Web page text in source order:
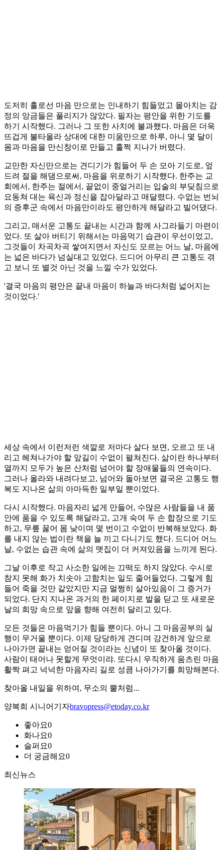
도저히 홀로선 마음 만으로는 인내하기 힘들었고 몰아치는 감
정의 앙금들은 풀리지가 않았다. 필자는 평안을 위한 기도를
하기 시작했다. 그러나 그 또한 사치에 불과했다. 마음은 더욱
뜨겁게 불타올라 상대에 대한 미움만으로 하루, 아니 몇 달이
몸과 마음을 만신창이로 만들고 훌쩍 지나가 버렸다.
교만한 자신만으로는 견디기가 힘들어 두 손 모아 기도로, 엎
드려 절을 해댐으로써, 마음을 위로하기 시작했다. 한주는 교
회에서, 한주는 절에서, 끝없이 중얼거리는 입술의 부딪침으로
요동쳐 대는 육신과 정신을 잡아달라고 매달렸다. 수없는 번뇌
의 증후군 속에서 마음만이라도 평안하게 해달라고 빌어댔다.
그리고, 매서운 고통도 끝내는 시간과 함께 사그라들기 마련이
었다. 또 살아 버티기 위해서는 마음먹기 습관이 우선이었고,
그것들이 차곡차곡 쌓여지면서 자신도 모르는 어느 날, 마음에
는 넓은 바다가 넘실대고 있었다. 드디어 아무리 큰 고통도 겪
고 보니 또 별것 아닌 것을 느낄 수가 있었다.
'결국 마음의 평안은 끝내 마음이 하늘과 바다처럼 넓어지는
것이었다.'
세상 속에서 이런저런 색깔로 저마다 살다 보면, 오르고 또 내
리고 헤쳐나가야 할 앞길이 수없이 펼쳐진다. 삶이란 하나부터
열까지 모두가 높은 산처럼 넘어야 할 장애물들의 연속이다.
그러나 올라와 내려다보고, 넘어와 돌아보면 결국은 고통도 행
복도 지나온 삶의 아마득한 일부일 뿐이었다.
다시 시작했다. 마음자리 넓게 만들어, 수많은 사람들을 내 품
안에 품을 수 있도록 해달라고, 고개 숙여 두 손 합장으로 기도
하고, 무릎 꿇어 몸 낮이며 몇 번이고 수없이 반복해보았다. 화
를 내지 않는 법이란 책을 늘 끼고 다니기도 했다. 드디어 어느
날, 수없는 습관 속에 삶의 맷집이 더 커져있음을 느끼게 된다.
그날 이후로 작고 사소한 일에는 끄떡도 하지 않았다. 수시로
참지 못해 화가 치솟아 고함치는 일도 줄어들었다. 그렇게 힘
들어 죽을 것만 같았지만 지금 멀쩡히 살아있음이 그 증거가
되었다. 단지 지나온 과거의 한 페이지로 발을 딛고 또 새로운
날의 희망 속으로 앞을 향해 여전히 달리고 있다.
모든 것들은 마음먹기가 힘들 뿐이다. 아니 그 마음공부의 실
행이 무거울 뿐이다. 이제 당당하게 견디며 강건하게 앞으로
나아가면 끝내는 얻어질 것이라는 신념이 또 찾아올 것이다.
사람이 태어나 못할게 무엇이랴. 또다시 우직하게 움츠린 마음
활짝 펴고 넉넉한 마음자리 길로 성큼 나아가기를 희망해본다.
찾아올 내일을 위하여, 무소의 뿔처럼...
양복희 시니어기자bravopress@etoday.co.kr
좋아요0
화나요0
슬퍼요0
더 궁금해요0
최신뉴스